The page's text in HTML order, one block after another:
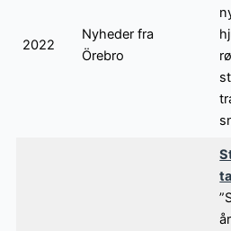
2022
Nyheder fra
Örebro